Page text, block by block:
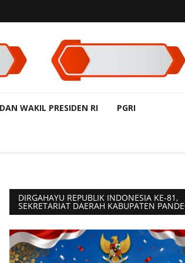
WAKIL PRESIDEN RI PGRI
DIRGAHAYU REPUBLIK INDONESIA KE-81,
SEKRETARIAT DAERAH KABUPATEN